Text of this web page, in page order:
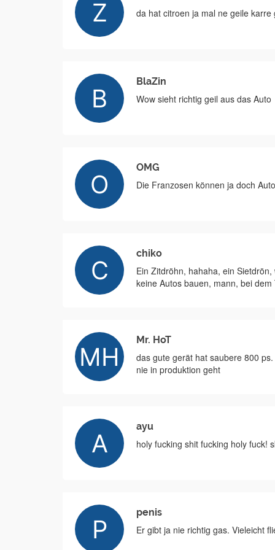
da hat citroen ja mal ne geile
BlaZin
Wow sieht richtig geil aus das Auto
OMG
Die Franzosen können ja doch
chiko
Ein Zitdröhn, hahaha, ein
keine Autos bauen, mann, bei
Mr. HoT
das gute gerät hat saubere 800
nie in produktion geht
ayu
holy fucking shit fucking holy fuck!
penis
Er gibt ja nie richtig gas. Vieleicht